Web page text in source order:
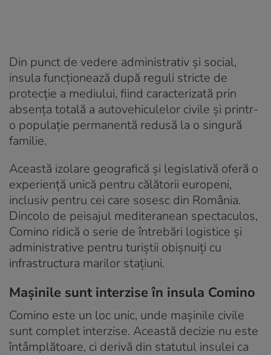
Din punct de vedere administrativ și social,
insula funcționează după reguli stricte de
protecție a mediului, fiind caracterizată prin
absența totală a autovehiculelor civile și printr-
o populație permanentă redusă la o singură
familie.
Această izolare geografică și legislativă oferă o
experiență unică pentru călătorii europeni,
inclusiv pentru cei care sosesc din România.
Dincolo de peisajul mediteranean spectaculos,
Comino ridică o serie de întrebări logistice și
administrative pentru turiștii obișnuiți cu
infrastructura marilor stațiuni.
Mașinile sunt interzise în insula Comino
Comino este un loc unic, unde mașinile civile
sunt complet interzise. Această decizie nu este
întâmplătoare, ci derivă din statutul insulei ca